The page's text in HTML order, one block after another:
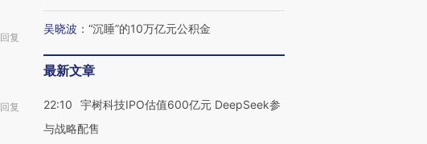
回复
回复
吴晓波 ： “沉睡”的10万亿元公积金
最新文章
22:10
宇树科技IPO估值600亿元 DeepSeek参
与战略配售